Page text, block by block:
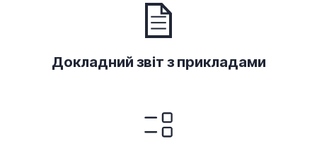
Докладний звіт з прикладами